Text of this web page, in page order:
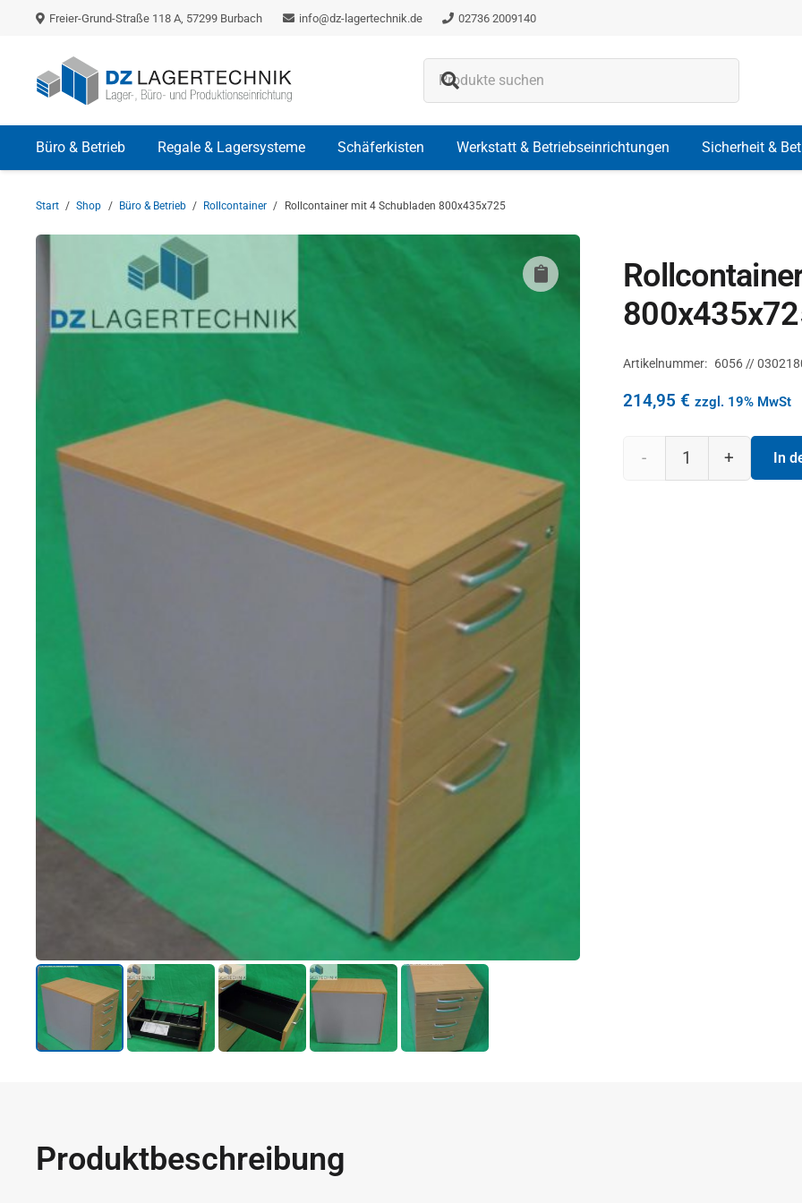
Freier-Grund-Straße 118 A, 57299 Burbach info@dz-lagertechnik.de 02736 2009140
Büro & Betrieb Regale & Lagersysteme Schäferkisten Werkstatt & Betriebseinrichtungen Sicherheit &
Start / Shop / Büro & Betrieb / Rollcontainer / Rollcontainer mit 4 Schubladen 800x435x725
Artikelnummer: 6056 //
214,95 € zzgl. 19% MwSt
Rollcontainer In
Produktbeschreibung